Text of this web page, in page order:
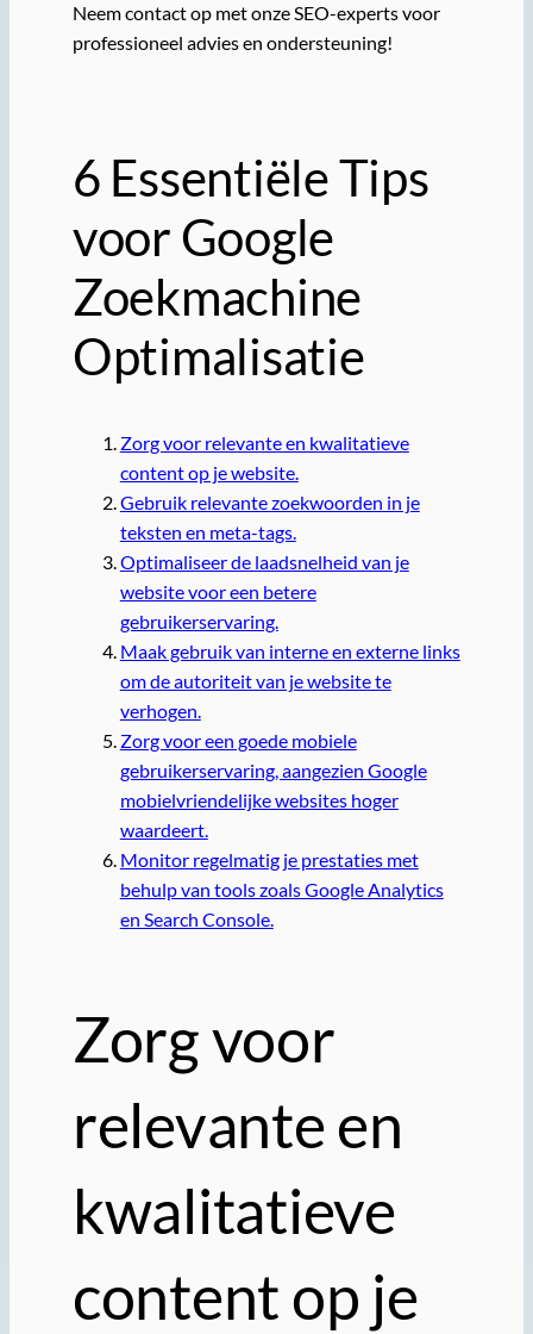
Neem contact op met onze SEO-experts voor
professioneel advies en ondersteuning!
6 Essentiële Tips
voor Google
Zoekmachine
Optimalisatie
Zorg voor relevante en kwalitatieve
content op je website.
Gebruik relevante zoekwoorden in je
teksten en meta-tags.
Optimaliseer de laadsnelheid van je
website voor een betere
gebruikerservaring.
Maak gebruik van interne en externe links
om de autoriteit van je website te
verhogen.
Zorg voor een goede mobiele
gebruikerservaring, aangezien Google
mobielvriendelijke websites hoger
waardeert.
Monitor regelmatig je prestaties met
behulp van tools zoals Google Analytics
en Search Console.
Zorg voor
relevante en
kwalitatieve
content op je